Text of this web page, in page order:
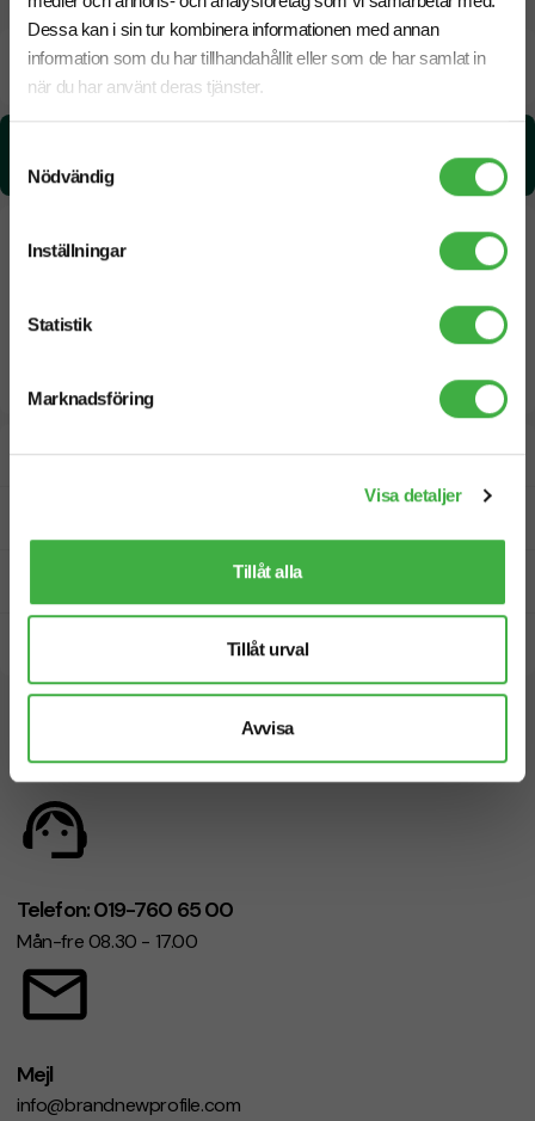
Dessa kan i sin tur kombinera informationen med annan
information som du har tillhandahållit eller som de har samlat in
när du har använt deras tjänster.
Nödvändig
Inställningar
Statistik
Marknadsföring
Visa detaljer
Tillåt alla
Tillåt urval
Avvisa
19 Augusti Beräknad leveranstid: 8 arbetsdagar
Snabbare leverans? Kontakta oss.
0.54 kg CO₂e / per styck
Designskiss inom 1 h
Vi hjälper dig gärna!
Telefon: 019-760 65 00
Mån-fre 08.30 - 17.00
Mejl
info@brandnewprofile.com